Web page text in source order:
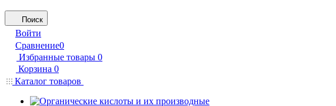
Поиск
Войти
Сравнение0
Избранные товары 0
Корзина 0
Каталог товаров